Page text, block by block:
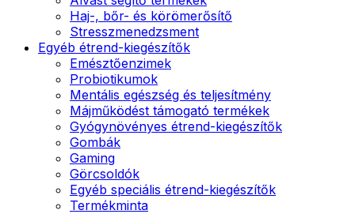
Haj-, bőr- és körömerősítő
Stresszmenedzsment
Egyéb étrend-kiegészítők
Emésztőenzimek
Probiotikumok
Mentális egészség és teljesítmény
Májműködést támogató termékek
Gyógynövényes étrend-kiegészítők
Gombák
Gaming
Görcsoldók
Egyéb speciális étrend-kiegészítők
Termékminta